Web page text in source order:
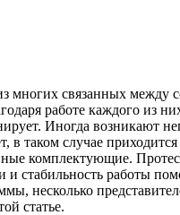
многих связанных между
работе каждого из
Иногда возникают
в таком случае
комплектующие.
стабильность работы
несколько
статье.